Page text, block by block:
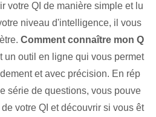
votre QI de manière simple et lu
niveau d'intelligence, il vous
Comment connaître mon Q
un outil en ligne qui vous permet
et avec précision. En rép
série de questions, vous pouve
votre QI et découvrir si vous êt